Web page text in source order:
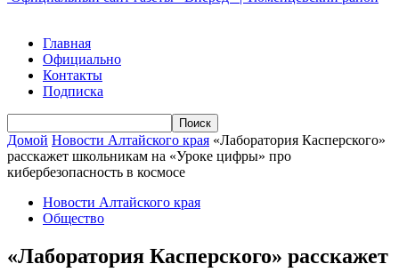
Главная
Официально
Контакты
Подписка
Домой Новости Алтайского края «Лаборатория Касперского»
расскажет школьникам на «Уроке цифры» про
кибербезопасность в космосе
Новости Алтайского края
Общество
«Лаборатория Касперского» расскажет